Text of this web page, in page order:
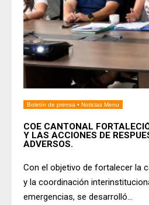
Boletín de prensa • Noticias Menu
COE CANTONAL
Y LAS ACCIONES DE
ADVERSOS.
Con el objetivo de fortalecer la
y la coordinación
emergencias, se desarrolló...